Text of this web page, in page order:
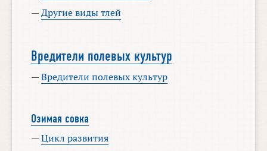
—Другие виды тлей
Вредители полевых культур
—Вредители полевых культур
Озимая совка
—Цикл развития